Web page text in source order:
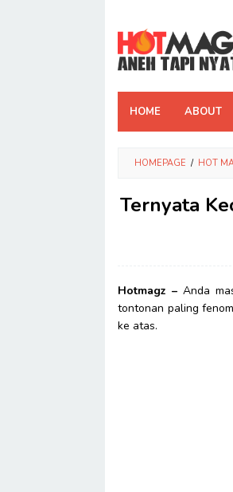
content
HOME ABOUT
HOMEPAGE / HOT
Ternyata
Hotmagz –Anda
tontonan paling
ke atas.